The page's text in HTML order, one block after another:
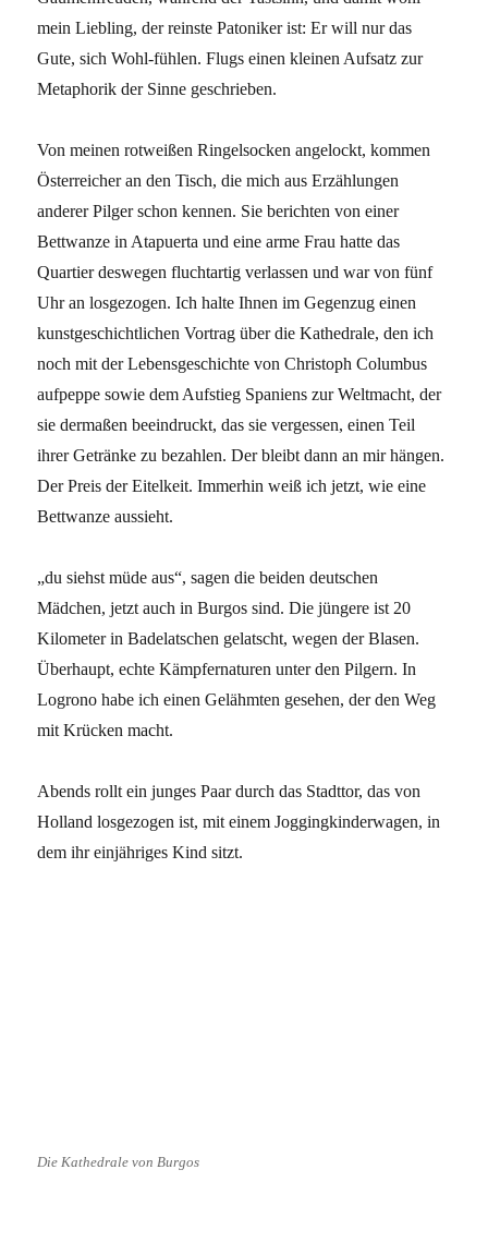
mein Liebling, der reinste Patoniker ist: Er will nur das
Gute, sich Wohl-fühlen. Flugs einen kleinen Aufsatz zur
Metaphorik der Sinne geschrieben.
Von meinen rotweißen Ringelsocken angelockt, kommen
Österreicher an den Tisch, die mich aus Erzählungen
anderer Pilger schon kennen. Sie berichten von einer
Bettwanze in Atapuerta und eine arme Frau hatte das
Quartier deswegen fluchtartig verlassen und war von fünf
Uhr an losgezogen. Ich halte Ihnen im Gegenzug einen
kunstgeschichtlichen Vortrag über die Kathedrale, den ich
noch mit der Lebensgeschichte von Christoph Columbus
aufpeppe sowie dem Aufstieg Spaniens zur Weltmacht, der
sie dermaßen beeindruckt, das sie vergessen, einen Teil
ihrer Getränke zu bezahlen. Der bleibt dann an mir hängen.
Der Preis der Eitelkeit. Immerhin weiß ich jetzt, wie eine
Bettwanze aussieht.
„du siehst müde aus“, sagen die beiden deutschen
Mädchen, jetzt auch in Burgos sind. Die jüngere ist 20
Kilometer in Badelatschen gelatscht, wegen der Blasen.
Überhaupt, echte Kämpfernaturen unter den Pilgern. In
Logrono habe ich einen Gelähmten gesehen, der den Weg
mit Krücken macht.
Abends rollt ein junges Paar durch das Stadttor, das von
Holland losgezogen ist, mit einem Joggingkinderwagen, in
dem ihr einjähriges Kind sitzt.
Die Kathedrale von Burgos